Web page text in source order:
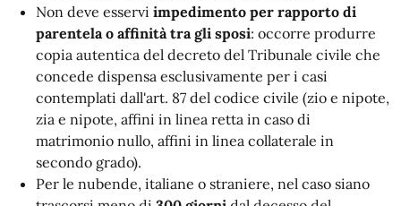
Non deve esservi impedimento per rapporto di
parentela o affinità tra gli sposi: occorre produrre
copia autentica del decreto del Tribunale civile che
concede dispensa esclusivamente per i casi
contemplati dall'art. 87 del codice civile (zio e nipote,
zia e nipote, affini in linea retta in caso di
matrimonio nullo, affini in linea collaterale in
secondo grado).
Per le nubende, italiane o straniere, nel caso siano